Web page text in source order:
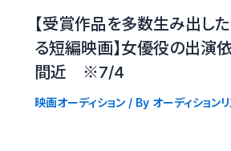
【受賞作品を多数生み出し
る短編映画】女優役の出演
間近 ※7/4
映画オーディション/ By オーディション